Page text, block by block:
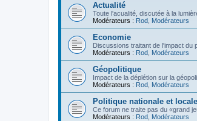
Actualité
Toute l'acualité, discutée à la
Modérateurs : Rod Modérateurs
Economie
Discussions traitant de l'impact du
Modérateurs : Rod Modérateurs
Géopolitique
Impact de la déplétion sur la
Modérateurs : Rod Modérateurs
Politique nationale et locale
Ce forum ne traite pas du «grand
Modérateurs : Rod Modérateurs